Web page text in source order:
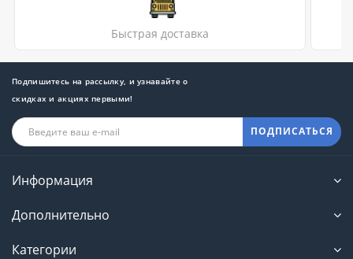
Быстрая доставка
Подпишитесь на рассылку, и узнавайте о
скидках и акциях первыми!
ПОДПИСАТЬСЯ
Информация
Дополнительно
Категории